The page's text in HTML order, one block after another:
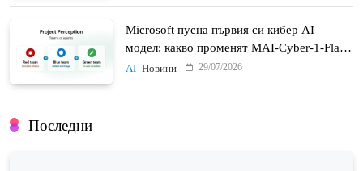
Microsoft пусна първия си кибер AI
модел: какво променят MAI-Cyber-1-Flash
и Project Perception
AI Новини 29/07/2026
Последни